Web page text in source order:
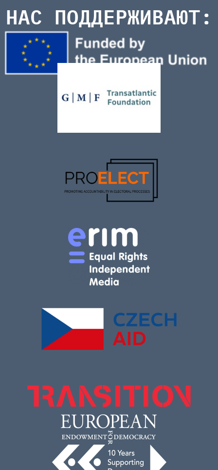
НАС ПОДДЕРЖИВАЮТ: